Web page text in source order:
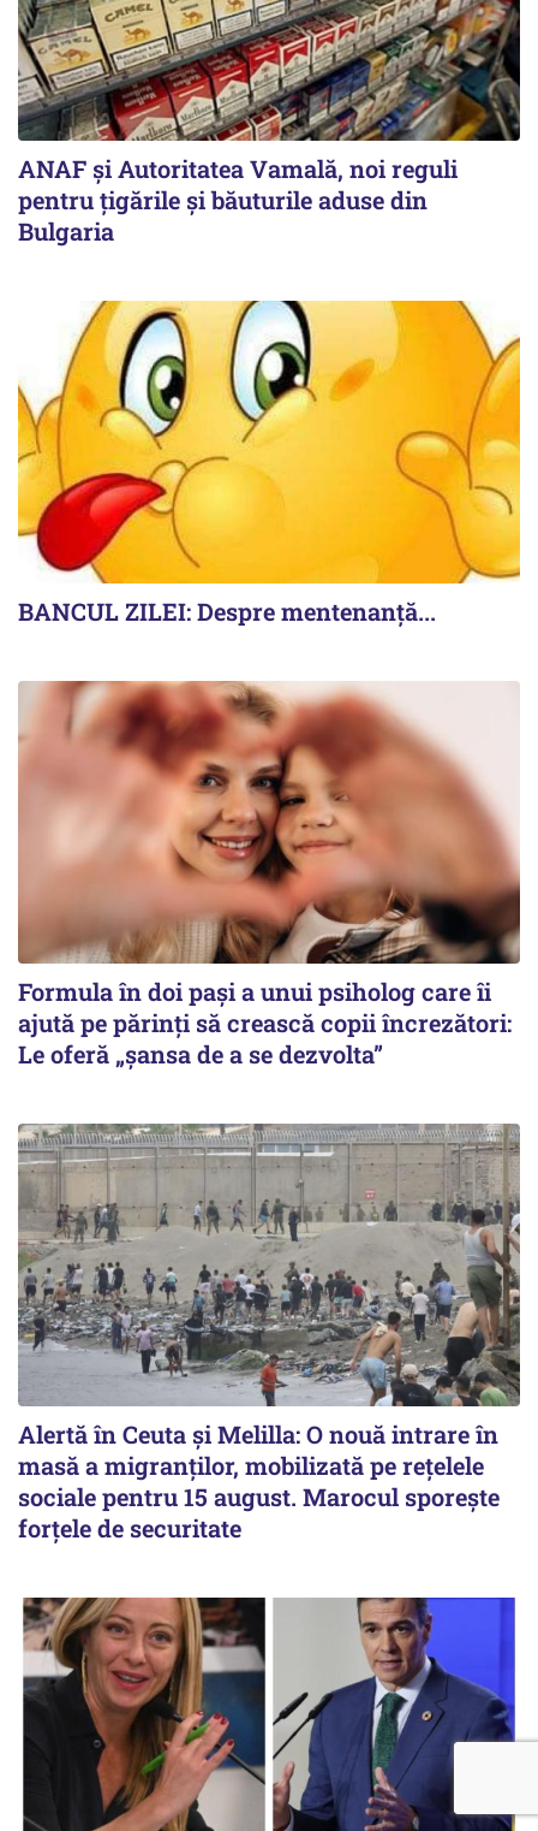
ANAF și Autoritatea Vamală, noi reguli
pentru țigările și băuturile aduse din
Bulgaria
BANCUL ZILEI: Despre mentenanță...
Formula în doi pași a unui psiholog care îi
ajută pe părinți să crească copii încrezători:
Le oferă „șansa de a se dezvolta”
Alertă în Ceuta și Melilla: O nouă intrare în
masă a migranților, mobilizată pe rețelele
sociale pentru 15 august. Marocul sporește
forțele de securitate